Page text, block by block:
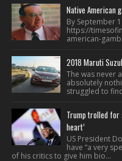
Native American
By September
https://
american-
2018 Maruti
The was never
absolutely
struggled to
Trump trolled for
heart’
US President
have “a very
of his critics to give him bio...